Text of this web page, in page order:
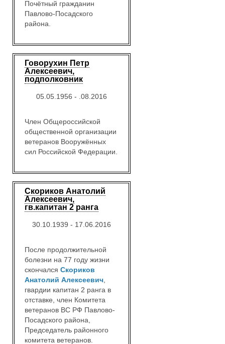
Почётный гражданин
Павлово-Посадского
района.
Говорухин Петр
Алексеевич,
подполковник
05.05.1956 - .08.2016
Член Общероссийской
общественной организации
ветеранов Вооружённых
сил Российской Федерации.
Скориков Анатолий
Алексеевич,
гв.капитан 2 ранга
30.10.1939 - 17.06.2016
После продолжительной
болезни на 77 году жизни
скончался Скориков
Анатолий Алексеевич,
гвардии капитан 2 ранга в
отставке, член Комитета
ветеранов ВС РФ Павлово-
Посадского района,
Председатель районного
комитета ветеранов.